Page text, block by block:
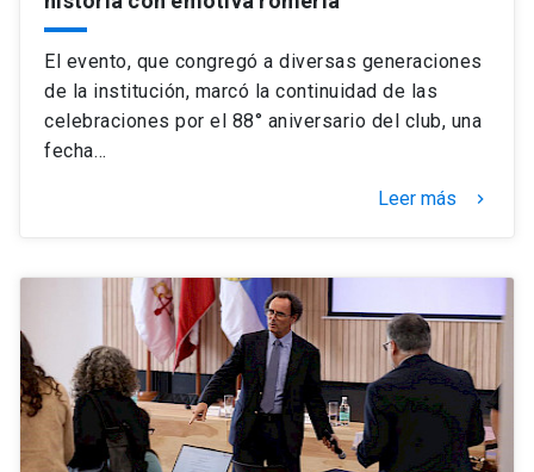
El evento, que congregó a diversas generaciones
de la institución, marcó la continuidad de las
celebraciones por el 88° aniversario del club, una
fecha…
Leer más keyboard_arrow_right